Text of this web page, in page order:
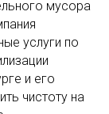
мусора
услуги по
и его
чистоту на